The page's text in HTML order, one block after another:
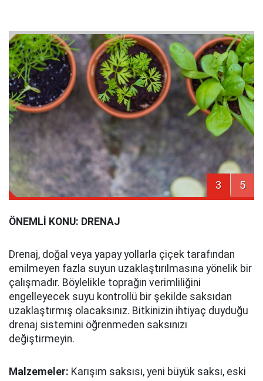
3 5
ÖNEMLİ KONU: DRENAJ
Drenaj, doğal veya yapay yollarla çiçek tarafından
emilmeyen fazla suyun uzaklaştırılmasına yönelik bir
çalışmadır. Böylelikle toprağın verimliliğini
engelleyecek suyu kontrollü bir şekilde saksıdan
uzaklaştırmış olacaksınız. Bitkinizin ihtiyaç duyduğu
drenaj sistemini öğrenmeden saksınızı
değiştirmeyin.
Malzemeler: Karışım saksısı, yeni büyük saksı, eski